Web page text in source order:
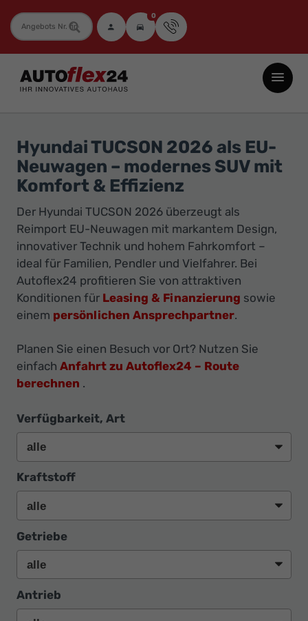
Fahrzeugnummer 0
Autoflex24
GmbH
Neuwagen
Jahreswagen
und
Gebrauchtwagen
zu
Top-
Preisen
-
Ihr
Autohaus
Hyundai TUCSON 2026 als EU-
Neuwagen – modernes SUV mit
Komfort & Effizienz
Der Hyundai TUCSON 2026 überzeugt als
Reimport EU-Neuwagen mit markantem Design,
innovativer Technik und hohem Fahrkomfort –
ideal für Familien, Pendler und Vielfahrer. Bei
Autoflex24 profitieren Sie von attraktiven
Konditionen für Leasing & Finanzierung sowie
einem persönlichen Ansprechpartner.
Planen Sie einen Besuch vor Ort? Nutzen Sie
einfach Anfahrt zu Autoflex24 – Route
berechnen .
Verfügbarkeit, Art
Kraftstoff
Getriebe
Antrieb